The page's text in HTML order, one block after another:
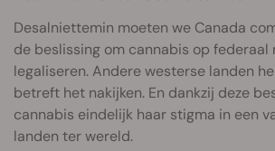
Desalniettemin moeten we Canada
de beslissing om cannabis op federaal
legaliseren. Andere westerse landen
betreft het nakijken. En dankzij deze
cannabis eindelijk haar stigma in een
landen ter wereld.